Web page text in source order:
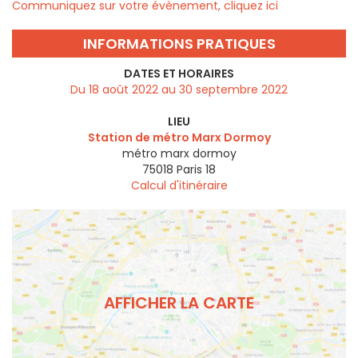
Communiquez sur votre évènement, cliquez ici
INFORMATIONS PRATIQUES
DATES ET HORAIRES
Du 18 août 2022 au 30 septembre 2022
LIEU
Station de métro Marx Dormoy
métro marx dormoy
75018 Paris 18
Calcul d'itinéraire
AFFICHER LA CARTE